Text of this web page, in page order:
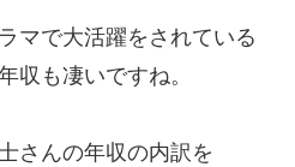
マで大活躍をされている
収も凄いですね。
さんの年収の内訳を